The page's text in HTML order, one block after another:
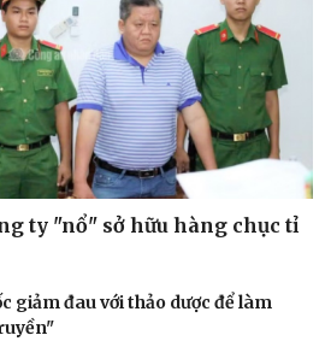
ty "nổ" sở hữu hàng chục tỉ
giảm đau với thảo dược để làm